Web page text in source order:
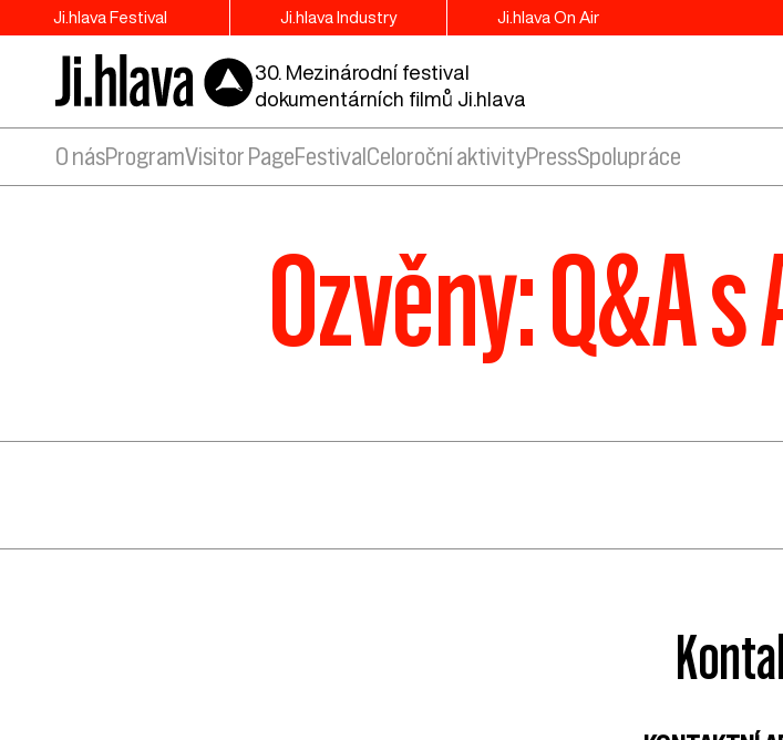
Ji.hlava Festival Ji.hlava Industry Ji.hlava On Air
30. Mezinárodní festival
dokumentárních filmů Ji.hlava
O násProgramVisitor PageFestival Celoroční aktivityPressSpolupráce
Ozvěny: Q&A